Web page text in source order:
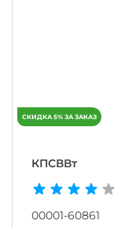
КПСВВт
00001-60861